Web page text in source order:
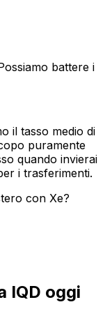
battere i
il tasso medio di
puramente
quando invierai
i trasferimenti.
con Xe?
IQD oggi